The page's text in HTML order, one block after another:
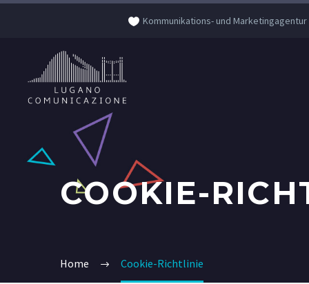
Kommunikations- und Marketingagentur
COOKIE-
Home Cookie-Richtlinie